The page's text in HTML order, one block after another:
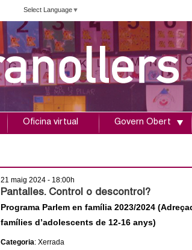
Vés
al
contingut
Select Language▼
Oficina virtual Govern Obert
21 maig 2024 - 18:00h
Pantalles. Control o descontrol?
Programa Parlem en família 2023/2024
famílies d’adolescents de 12-16 anys)
Categoria: Xerrada